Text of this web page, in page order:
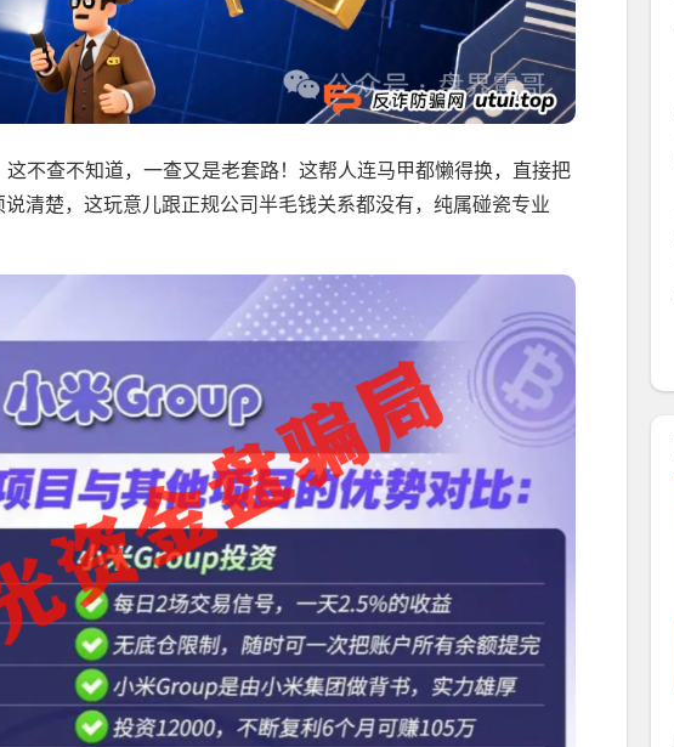
这不查不知道，一查又是老套路！这帮人连马甲都懒得换，直接把
清楚，这玩意儿跟正规公司半毛钱关系都没有，纯属碰瓷专业